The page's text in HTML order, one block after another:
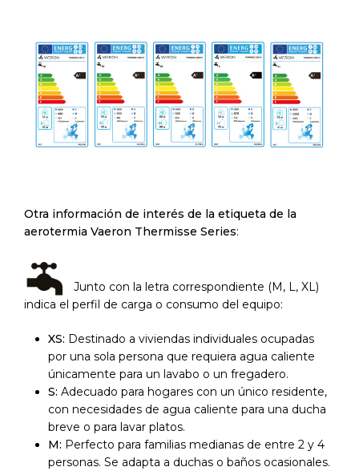
Otra información de interés de la etiqueta de la
aerotermia Vaeron Thermisse Series:
Junto con la letra correspondiente (M, L, XL)
indica el perfil de carga o consumo del equipo:
XS: Destinado a viviendas individuales ocupadas
por una sola persona que requiera agua caliente
únicamente para un lavabo o un fregadero.
S: Adecuado para hogares con un único residente,
con necesidades de agua caliente para una ducha
breve o para lavar platos.
M: Perfecto para familias medianas de entre 2 y 4
personas. Se adapta a duchas o baños ocasionales.